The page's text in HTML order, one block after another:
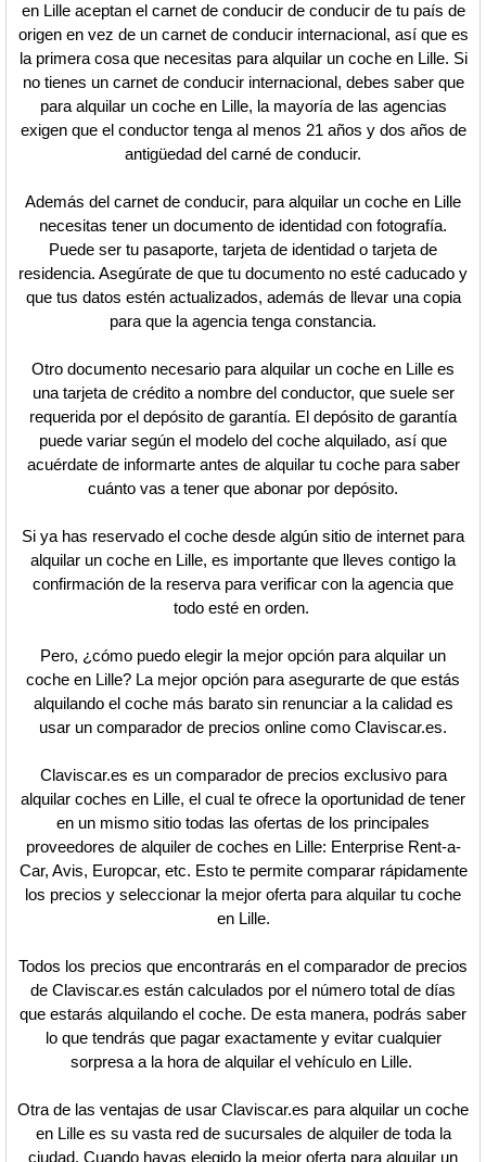
en Lille aceptan el carnet de conducir de conducir de tu país de
origen en vez de un carnet de conducir internacional, así que es
la primera cosa que necesitas para alquilar un coche en Lille. Si
no tienes un carnet de conducir internacional, debes saber que
para alquilar un coche en Lille, la mayoría de las agencias
exigen que el conductor tenga al menos 21 años y dos años de
antigüedad del carné de conducir.
Además del carnet de conducir, para alquilar un coche en Lille
necesitas tener un documento de identidad con fotografía.
Puede ser tu pasaporte, tarjeta de identidad o tarjeta de
residencia. Asegúrate de que tu documento no esté caducado y
que tus datos estén actualizados, además de llevar una copia
para que la agencia tenga constancia.
Otro documento necesario para alquilar un coche en Lille es
una tarjeta de crédito a nombre del conductor, que suele ser
requerida por el depósito de garantía. El depósito de garantía
puede variar según el modelo del coche alquilado, así que
acuérdate de informarte antes de alquilar tu coche para saber
cuánto vas a tener que abonar por depósito.
Si ya has reservado el coche desde algún sitio de internet para
alquilar un coche en Lille, es importante que lleves contigo la
confirmación de la reserva para verificar con la agencia que
todo esté en orden.
Pero, ¿cómo puedo elegir la mejor opción para alquilar un
coche en Lille? La mejor opción para asegurarte de que estás
alquilando el coche más barato sin renunciar a la calidad es
usar un comparador de precios online como Claviscar.es.
Claviscar.es es un comparador de precios exclusivo para
alquilar coches en Lille, el cual te ofrece la oportunidad de tener
en un mismo sitio todas las ofertas de los principales
proveedores de alquiler de coches en Lille: Enterprise Rent-a-
Car, Avis, Europcar, etc. Esto te permite comparar rápidamente
los precios y seleccionar la mejor oferta para alquilar tu coche
en Lille.
Todos los precios que encontrarás en el comparador de precios
de Claviscar.es están calculados por el número total de días
que estarás alquilando el coche. De esta manera, podrás saber
lo que tendrás que pagar exactamente y evitar cualquier
sorpresa a la hora de alquilar el vehículo en Lille.
Otra de las ventajas de usar Claviscar.es para alquilar un coche
en Lille es su vasta red de sucursales de alquiler de toda la
ciudad. Cuando hayas elegido la mejor oferta para alquilar un